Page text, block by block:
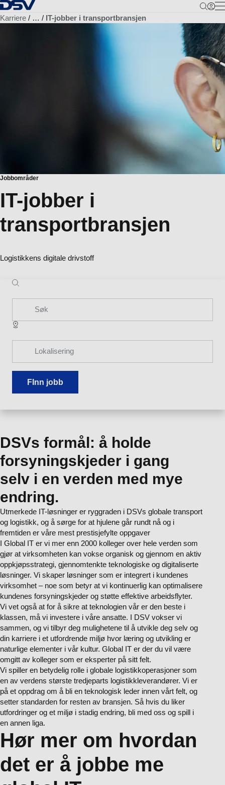
Tilbake til hjemmesiden
Karriere … IT-jobber i transportbransjen
Jobbområder
IT-jobber i
transportbransjen
Logistikkens digitale drivstoff
Søk
Lokalisering
FInn jobb
DSVs formål: å holde
forsyningskjeder i gang
selv i en verden med mye
endring.
Utmerkede IT-løsninger er ryggraden i DSVs globale transport
og logistikk, og å sørge for at hjulene går rundt nå og i
fremtiden er våre mest prestisjefylte oppgaver
I Global IT er vi mer enn 2000 kolleger over hele verden som
gjør at virksomheten kan vokse organisk og gjennom en aktiv
oppkjøpsstrategi, gjennomtenkte teknologiske og digitaliserte
løsninger. Vi skaper løsninger som er integrert i kundenes
virksomhet – noe som betyr at vi kontinuerlig kan optimalisere
kundenes forsyningskjeder og støtte effektive arbeidsflyter.
Vi vet også at for å sikre at teknologien vår er den beste i
klassen, må vi investere i våre ansatte. I DSV vokser vi
sammen, og vi tilbyr deg mulighetene til å utvikle deg selv og
din karriere i et utfordrende miljø hvor læring og utvikling er
naturlige elementer i vår kultur. Global IT er der du vil være
omgitt av kolleger som er eksperter på sitt felt.
Vi spiller en betydelig rolle i globale logistikkoperasjoner som
en av verdens største tredjeparts logistikkleverandører. Vi er
på et oppdrag om å bli en teknologisk leder innen vårt felt, og
setter standarden for resten av bransjen. Så hvis du liker
utfordringer og et miljø i stadig endring, bli med oss og spill i
en annen liga.
Hør mer om hvordan
det er å jobbe me